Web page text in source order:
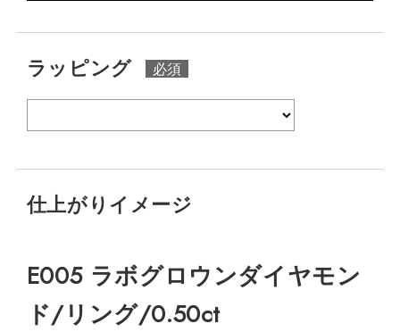
ラッピング
仕上がりイメージ
E005 ラボグロウンダイヤモン
ド/リング/0.50ct